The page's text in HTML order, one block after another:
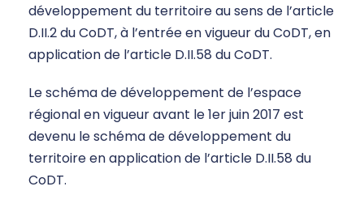
développement du territoire au sens de l’article
D.II.2 du CoDT, à l’entrée en vigueur du CoDT, en
application de l’article D.II.58 du CoDT.
Le schéma de développement de l’espace
régional en vigueur avant le 1er juin 2017 est
devenu le schéma de développement du
territoire en application de l’article D.II.58 du
CoDT.